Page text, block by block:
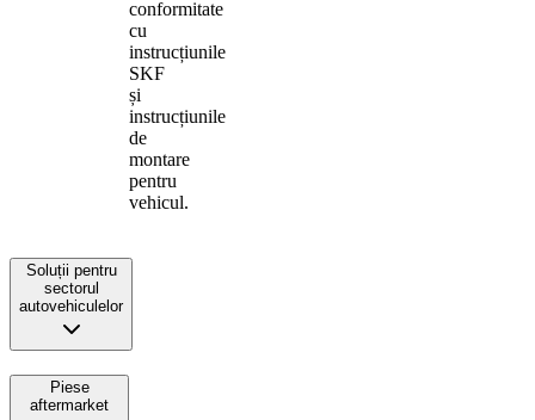
conformitate
cu
instrucțiunile
SKF
și
instrucțiunile
de
montare
pentru
vehicul.
Soluții pentru
sectorul
autovehiculelor
Piese
aftermarket